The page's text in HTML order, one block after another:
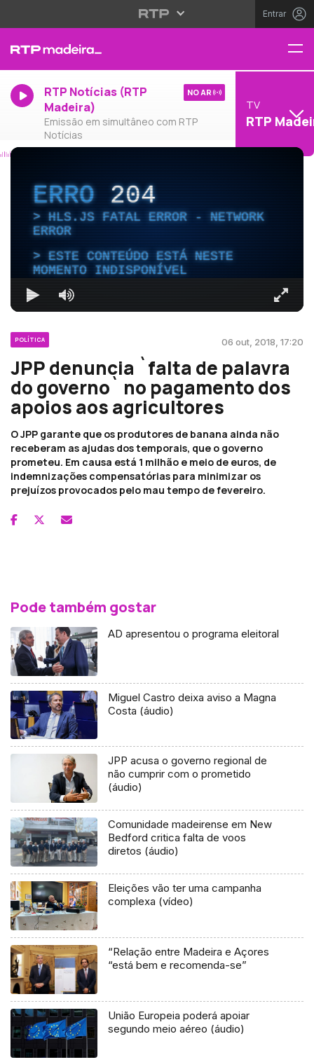
Entrar
RTP Notícias (RTP
Madeira)
Emissão em simultâneo com RTP
Notícias
NO AR
TV
RTP
ERRO204
HLS.JS FATAL ERROR - NETWORK
ERROR
ESTE CONTEÚDO ESTÁ NESTE
MOMENTO INDISPONÍVEL
POLÍTICA 06 out, 2018, 17:20
JPP denuncia `falta de palavra
do governo` no pagamento dos
apoios aos agricultores
O JPP garante que os produtores de banana ainda não
receberam as ajudas dos temporais, que o governo
prometeu. Em causa está 1 milhão e meio de euros, de
indemnizações compensatórias para minimizar os
prejuízos provocados pelo mau tempo de fevereiro.
Pode também gostar
AD apresentou o programa eleitoral
Miguel Castro deixa aviso a Magna
Costa (áudio)
JPP acusa o governo regional de
não cumprir com o prometido
(áudio)
Comunidade madeirense em New
Bedford critica falta de voos
diretos (áudio)
Eleições vão ter uma campanha
complexa (vídeo)
“Relação entre Madeira e Açores
“está bem e recomenda-se”
União Europeia poderá apoiar
segundo meio aéreo (áudio)